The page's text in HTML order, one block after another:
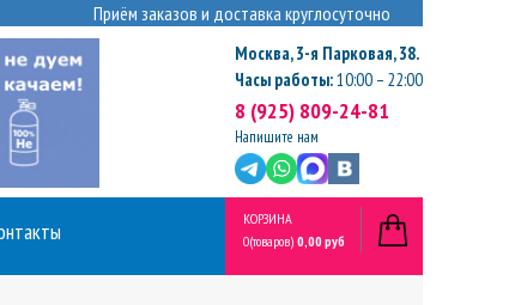
Приём заказов и доставка круглосуточно
Москва,3-я Парковая, 38.
Часы работы:10:00 – 22:00
8 (925) 809-24-81
Напишите нам
КОРЗИНА
0(товаров) 0,00 руб